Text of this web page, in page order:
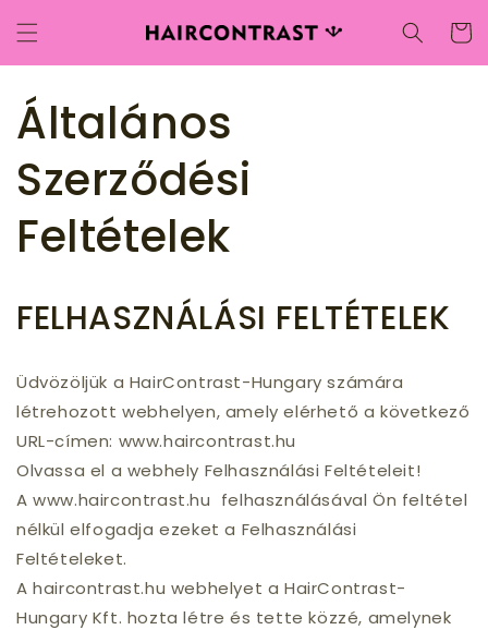
tartalomhoz
Kosár
Általános
Szerződési
Feltételek
FELHASZNÁLÁSI FELTÉTELEK
Üdvözöljük a HairContrast-Hungary számára
létrehozott webhelyen, amely elérhető a következő
URL-címen: www.haircontrast.hu
Olvassa el a webhely Felhasználási Feltételeit!
A www.haircontrast.hu felhasználásával Ön feltétel
nélkül elfogadja ezeket a Felhasználási
Feltételeket.
A haircontrast.hu webhelyet a HairContrast-
Hungary Kft. hozta létre és tette közzé, amelynek